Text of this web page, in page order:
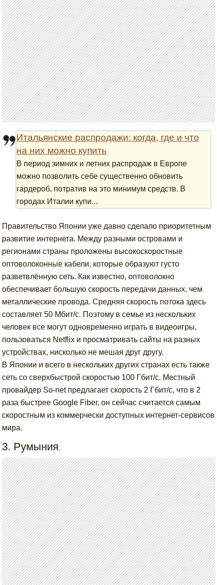
Итальянские распродажи: когда, где и что
на них можно купить
В период зимних и летних распродаж в Европе
можно позволить себе существенно обновить
гардероб, потратив на это минимум средств. В
городах Италии купи...
Правительство Японии уже давно сделало приоритетным
развитие интернета. Между разными островами и
регионами страны проложены высокоскоростные
оптоволоконные кабели, которые образуют густо
разветвлённую сеть. Как известно, оптоволокно
обеспечивает большую скорость передачи данных, чем
металлические провода. Средняя скорость потока здесь
составляет 50 Мбит/с. Поэтому в семье из нескольких
человек все могут одновременно играть в видеоигры,
пользоваться Netflix и просматривать сайты на разных
устройствах, нисколько не мешая друг другу.
В Японии и всего в нескольких других странах есть также
сеть со сверхбыстрой скоростью 100 Гбит/с. Местный
провайдер So-net предлагает скорость 2 Гбит/с, что в 2
раза быстрее Google Fiber, он сейчас считается самым
скоростным из коммерчески доступных интернет-сервисов
мира.
3. Румыния